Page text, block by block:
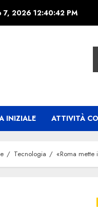
7, 2026 12:40:43 PM
INIZIALE ATTIVITÀ
Tecnologia «Roma